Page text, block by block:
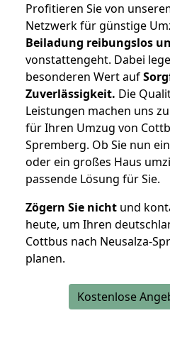
Profitieren Sie von
Netzwerk für günstige
Beiladung reibungslos
vonstattengeht. Dabei
besonderen Wert auf
Zuverlässigkeit. Die
Leistungen machen uns
für Ihren Umzug von
Spremberg. Ob Sie nun
oder ein großes Haus
passende Lösung für Sie.
Zögern Sie nicht und
heute, um Ihren
Cottbus nach Neusalza-
planen.
Kostenlose